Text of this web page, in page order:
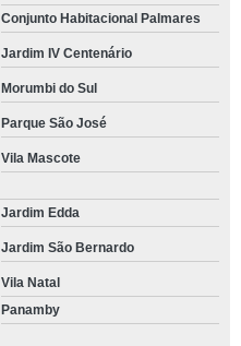
Conjunto Habitacional Palmares
Jardim IV Centenário
Morumbi do Sul
Parque São José
Vila Mascote
Jardim Edda
Jardim São Bernardo
Vila Natal
Panamby